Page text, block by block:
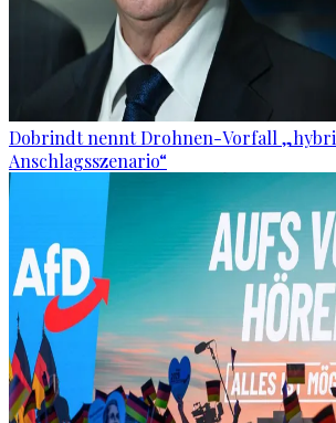
Dobrindt nennt Drohnen-Vorfall
Anschlagsszenario“